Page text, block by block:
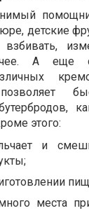
детские
А еще
этого:
и
места